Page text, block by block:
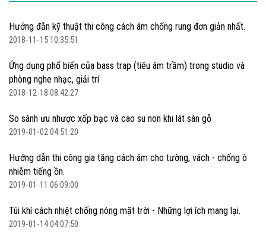
Hướng đẫn kỹ thuật thi công cách âm chống rung đơn giản nhất.
2018-11-15 10:35:51
Ứng dụng phổ biến của bass trap (tiêu âm trầm) trong studio và
phòng nghe nhạc, giải trí
2018-12-18 08:42:27
So sánh ưu nhược xốp bạc và cao su non khi lát sàn gỗ
2019-01-02 04:51:20
Hướng dẫn thi công gia tăng cách âm cho tường, vách - chống ô
nhiễm tiếng ồn.
2019-01-11 06:09:00
Túi khí cách nhiệt chống nóng mặt trời - Những lợi ích mang lại.
2019-01-14 04:07:50